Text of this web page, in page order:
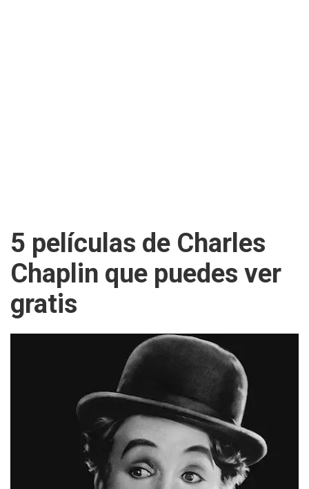
5 películas de Charles
Chaplin que puedes ver
gratis